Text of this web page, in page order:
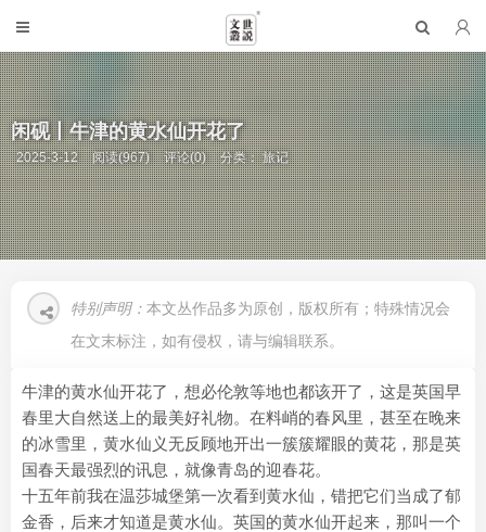
闲砚丨牛津的黄水仙开花了
2025-3-12 阅读(967) 评论(0) 分类：旅记
特别声明： 本文丛作品多为原创，版权所有；特殊情况会
在文末标注，如有侵权，请与编辑联系。
牛津的黄水仙开花了，想必伦敦等地也都该开了，这是英国早
春里大自然送上的最美好礼物。在料峭的春风里，甚至在晚来
的冰雪里，黄水仙义无反顾地开出一簇簇耀眼的黄花，那是英
国春天最强烈的讯息，就像青岛的迎春花。
十五年前我在温莎城堡第一次看到黄水仙，错把它们当成了郁
金香，后来才知道是黄水仙。英国的黄水仙开起来，那叫一个